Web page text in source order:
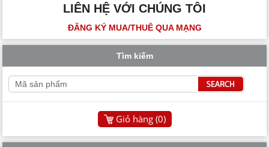
LIÊN HỆ VỚI CHÚNG TÔI
ĐĂNG KÝ MUA/THUÊ QUA MẠNG
Tìm kiếm
Giỏ hàng (0)